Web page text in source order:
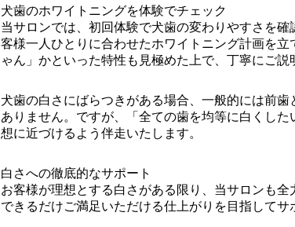
犬歯のホワイトニングを体験でチェック
当サロンでは、初回体験で犬歯の変わりやすさを
客様一人ひとりに合わせたホワイトニング計画を
ゃん」かといった特性も見極めた上で、丁寧にご
犬歯の白さにばらつきがある場合、一般的には前
ありません。ですが、「全ての歯を均等に白くし
想に近づけるよう伴走いたします。
白さへの徹底的なサポート
お客様が理想とする白さがある限り、当サロンも
できるだけご満足いただける仕上がりを目指してサ